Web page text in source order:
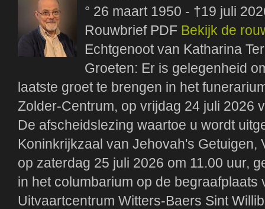
° 26 maart 1950 - †19 juli
Rouwbrief PDF Bekijk de
Echtgenoot van Katharina
Groeten: Er is gelegenheid
laatste groet te brengen in het
Zolder-Centrum, op vrijdag 24 juli 2026
De afscheidslezing waartoe u wordt
Koninkrijkzaal van Jehovah's Getuigen,
op zaterdag 25 juli 2026 om 11.00 uur,
in het columbarium op de
Uitvaartcentrum Witters-Baers Sint